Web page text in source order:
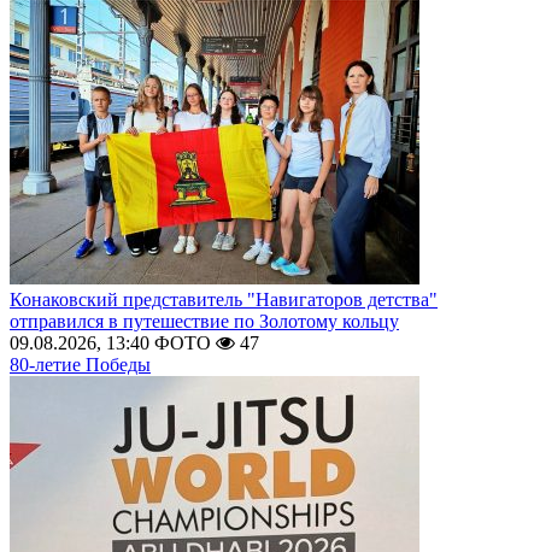
Конаковский представитель "Навигаторов детства"
отправился в путешествие по Золотому кольцу
09.08.2026, 13:40 ФОТО
47
80-летие Победы